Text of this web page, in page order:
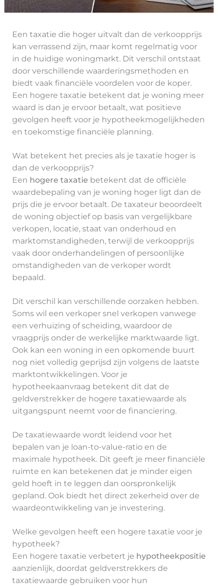
Een taxatie die hoger uitvalt dan de verkoopprijs
kan verrassend zijn, maar komt regelmatig voor
in de huidige woningmarkt. Dit verschil ontstaat
door verschillende waarderingsmethoden en
biedt vaak financiële voordelen voor de koper.
Een hogere taxatie betekent dat je woning meer
waard is dan je ervoor betaalt, wat positieve
gevolgen heeft voor je hypotheekmogelijkheden
en toekomstige financiële planning.
Wat betekent het precies als je taxatie hoger is
dan de verkoopprijs?
Een hogere taxatie betekent dat de officiële
waardebepaling van je woning hoger ligt dan de
prijs die je ervoor betaalt. De taxateur beoordeelt
de woning objectief op basis van vergelijkbare
verkopen, locatie, staat van onderhoud en
marktomstandigheden, terwijl de verkoopprijs
vaak door onderhandelingen of persoonlijke
omstandigheden van de verkoper wordt
bepaald.
Dit verschil kan verschillende oorzaken hebben.
Soms wil een verkoper snel verkopen vanwege
een verhuizing of scheiding, waardoor de
vraagprijs onder de werkelijke marktwaarde ligt.
Ook kan een woning in een opkomende buurt
nog niet volledig geprijsd zijn volgens de laatste
marktontwikkelingen. Voor je
hypotheekaanvraag betekent dit dat de
geldverstrekker de hogere taxatiewaarde als
uitgangspunt neemt voor de financiering.
De taxatiewaarde wordt leidend voor het
bepalen van je loan-to-value-ratio en de
maximale hypotheek. Dit geeft je meer financiële
ruimte en kan betekenen dat je minder eigen
geld hoeft in te leggen dan oorspronkelijk
gepland. Ook biedt het direct zekerheid over de
waardeontwikkeling van je investering.
Welke gevolgen heeft een hogere taxatie voor je
hypotheek?
Een hogere taxatie verbetert je hypotheekpositie
aanzienlijk, doordat geldverstrekkers de
taxatiewaarde gebruiken voor hun